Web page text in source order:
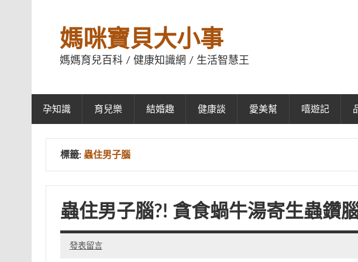
媽咪寶貝大小事
媽媽育兒百科 / 健康知識網 / 生活智慧王
孕知識 育兒樂 結婚趣 健康談 愛美幫 嘻遊記
標籤: 蟲住男子腦
蟲住男子腦?! 貪食蝸牛湯寄生蟲鑽
發表留言